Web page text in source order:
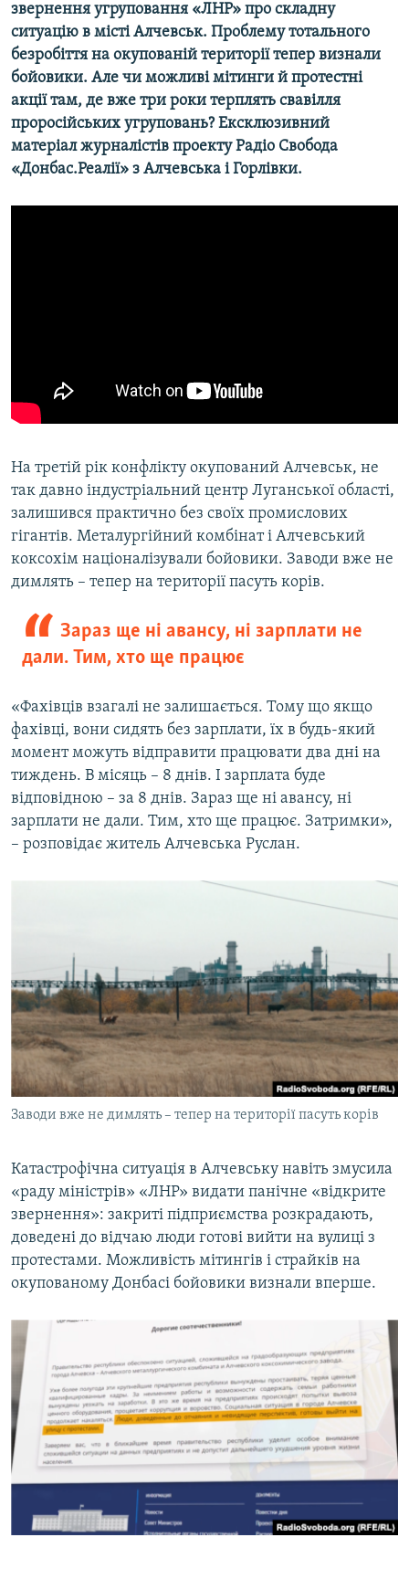
звернення угруповання «ЛНР» про складну
ситуацію в місті Алчевськ. Проблему тотального
безробіття на окупованій території тепер визнали
бойовики. Але чи можливі мітинги й протестні
акції там, де вже три роки терплять свавілля
проросійських угруповань? Ексклюзивний
матеріал журналістів проекту Радіо Свобода
«Донбас.Реалії» з Алчевська і Горлівки.
На третій рік конфлікту окупований Алчевськ, не
так давно індустріальний центр Луганської області,
залишився практично без своїх промислових
гігантів. Металургійний комбінат і Алчевський
коксохім націоналізували бойовики. Заводи вже не
димлять – тепер на території пасуть корів.
Зараз ще ні авансу, ні зарплати не
дали. Тим, хто ще працює
«Фахівців взагалі не залишається. Тому що якщо
фахівці, вони сидять без зарплати, їх в будь-який
момент можуть відправити працювати два дні на
тиждень. В місяць – 8 днів. І зарплата буде
відповідною – за 8 днів. Зараз ще ні авансу, ні
зарплати не дали. Тим, хто ще працює. Затримки»,
– розповідає житель Алчевська Руслан.
Заводи вже не димлять – тепер на території пасуть корів
Катастрофічна ситуація в Алчевську навіть змусила
«раду міністрів» «ЛНР» видати панічне «відкрите
звернення»: закриті підприємства розкрадають,
доведені до відчаю люди готові вийти на вулиці з
протестами. Можливість мітингів і страйків на
окупованому Донбасі бойовики визнали вперше.